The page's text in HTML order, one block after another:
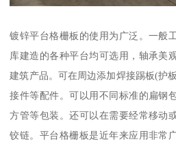
镀锌平台格栅板的使用为广泛。一般
库建造的各种平台均可选用，轴承美
建筑产品。可在周边添加焊接踢板(护
接件等配件。可以用不同标准的扁钢
方管等包装。还可以在需要经常移动
铰链。平台格栅板是近年来应用非常